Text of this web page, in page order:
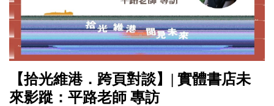
【拾光維港．跨頁對談】| 實體書店未
來影蹤：平路老師 專訪